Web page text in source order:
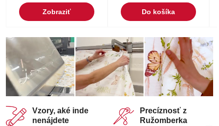
Zobraziť Do košíka
Vzory, aké inde
nenájdete
Precíznosť z
Ružomberka